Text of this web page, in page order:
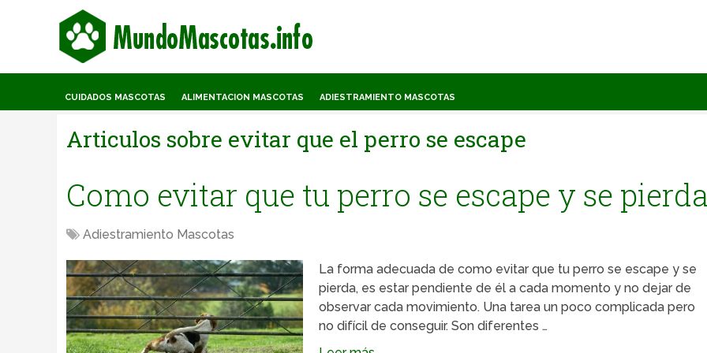
CUIDADOS MASCOTAS ALIMENTACION MASCOTAS ADIESTRAMIENTO MASCOTAS
Articulos sobre evitar que el perro se escape
Como evitar que tu perro se escape y se
Adiestramiento Mascotas
La forma adecuada de como evitar que tu perro se escape y se
pierda, es estar pendiente de él a cada momento y no dejar de
observar cada movimiento. Una tarea un poco complicada pero
no difícil de conseguir. Son diferentes …